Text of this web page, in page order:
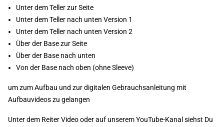
Unter dem Teller zur Seite
Unter dem Teller nach unten Version 1
Unter dem Teller nach unten Version 2
Über der Base zur Seite
Über der Base nach unten
Von der Base nach oben (ohne Sleeve)
um zum Aufbau und zur digitalen Gebrauchsanleitung mit
Aufbauvideos zu gelangen
Unter dem Reiter Videooder auf unserem YouTube-Kanal siehst Du